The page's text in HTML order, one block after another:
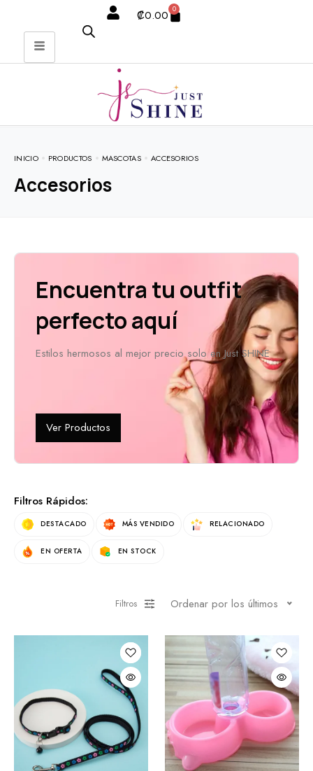
₡0.00 0
INICIO PRODUCTOS MASCOTAS ACCESORIOS
Accesorios
Encuentra tu outfit
perfecto aquí
Estilos hermosos al mejor precio solo en Just SHINE
Ver Productos
Filtros Rápidos:
DESTACADO MÁS VENDIDO RELACIONADO
EN OFERTA EN STOCK
Filtros Ordenar por los últimos